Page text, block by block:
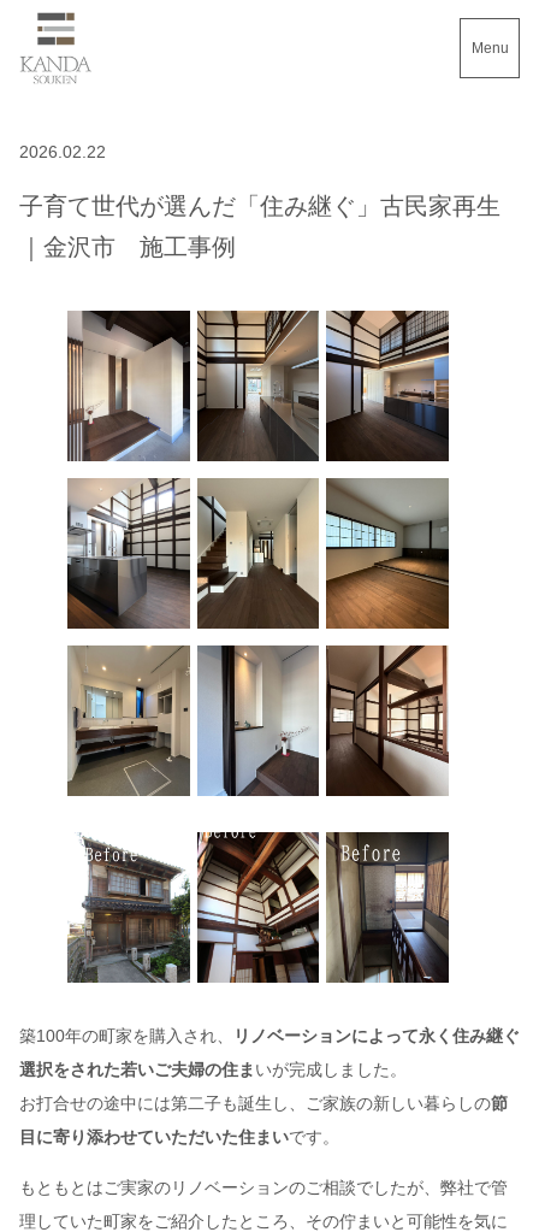
Menu
2026.02.22
子育て世代が選んだ「住み継ぐ」古民家再生
｜金沢市 施工事例
築100年の町家を購入され、
リノベーションによって永く住み継ぐ
選択をされた若いご夫婦の住ま いが完成しました。
お打合せの途中には第二子も誕生し、ご家族の新しい暮らしの節
目に寄り添わせていただいた住まいです。
もともとはご実家のリノベーションのご相談でしたが、弊社で管
理していた町家をご紹介したところ、その佇まいと可能性を気に